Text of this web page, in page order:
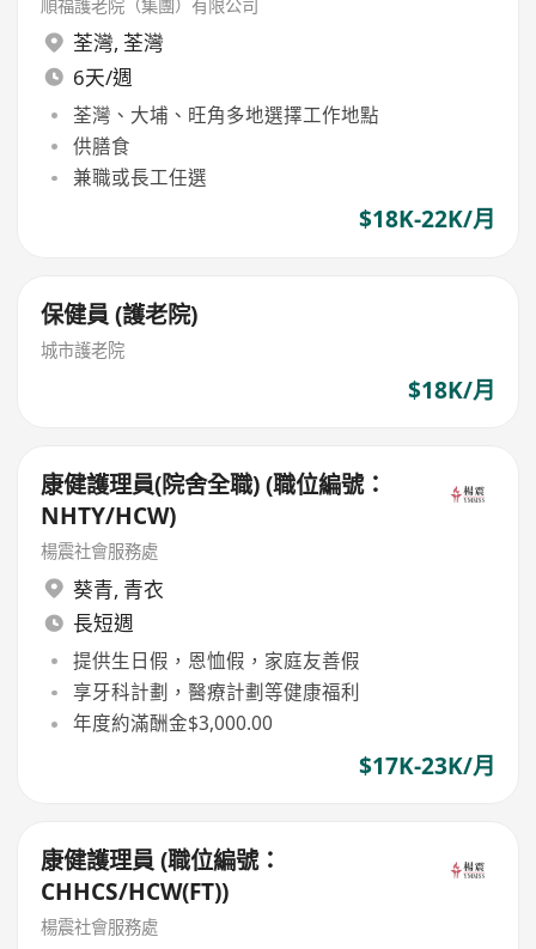
順福護老院（集團）有限公司
荃灣, 荃灣
6天/週
荃灣、大埔、旺角多地選擇工作地點
供膳食
兼職或長工任選
$18K-22K/月
保健員 (護老院)
城市護老院
$18K/月
康健護理員(院舍全職) (職位編號：
NHTY/HCW)
楊震社會服務處
葵青, 青衣
長短週
提供生日假，恩恤假，家庭友善假
享牙科計劃，醫療計劃等健康福利
年度約滿酬金$3,000.00
$17K-23K/月
康健護理員 (職位編號：
CHHCS/HCW(FT))
楊震社會服務處